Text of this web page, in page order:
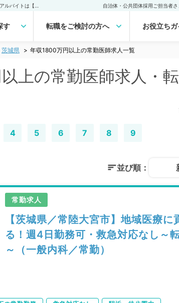
自治体・公共団体採用ご担当者
す 転職をご検討の方へ お役立ちガ
茨城県 年収1800万円以上の常勤医師求人一覧
上の常勤医師求人・
4 5 6 7 8 9
並び順：
常勤求人
【茨城県／常陸大宮市】地域医療に
る！週4日勤務可・救急対応なし～
～（一般内科／常勤）